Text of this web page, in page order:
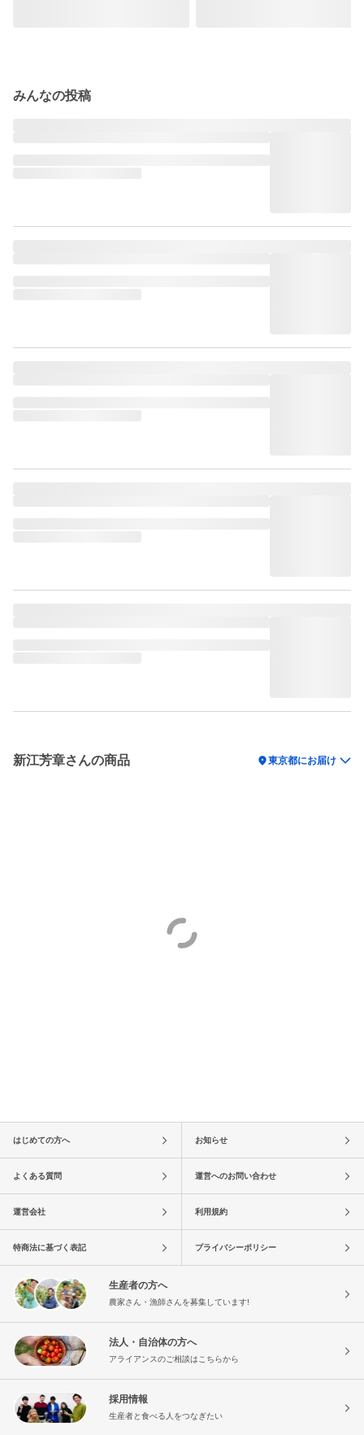
みんなの投稿
新江芳章さんの商品 location_on東京都にお届け
はじめての方へ お知らせ
よくある質問 運営へのお問い合わせ
運営会社 利用規約
特商法に基づく表記 プライバシーポリシー
生産者の方へ
農家さん・漁師さんを募集しています!
法人・自治体の方へ
アライアンスのご相談はこちらから
採用情報
生産者と食べる人をつなぎたい